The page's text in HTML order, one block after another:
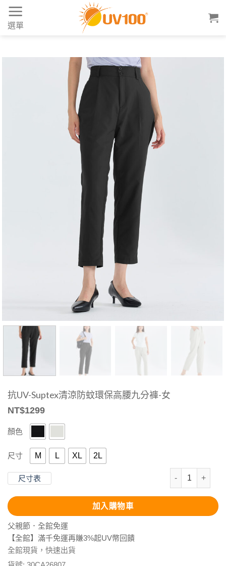
Skip
content
選單
抗UV-Suptex清涼防蚊環保高腰九分褲-女
NT$1299
顏色
尺寸 M L XL 2L
尺寸表
抗UV-Suptex
加入購物車
父親節．全館免運
【全館】滿千免運再賺3%起UV幣回饋
全館現貨，快速出貨